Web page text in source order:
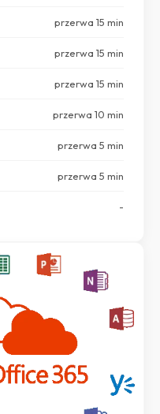
przerwa 15 min
przerwa 15 min
przerwa 15 min
przerwa 10 min
przerwa 5 min
przerwa 5 min
-